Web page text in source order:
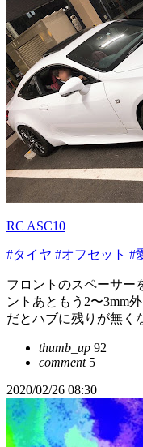
RC ASC10
#タイヤ #オフセット #
フロントのスペーサー
ントあともう2〜3mm
だとハブに残りが無く
thumb_up 92
comment5
2020/02/26 08:30